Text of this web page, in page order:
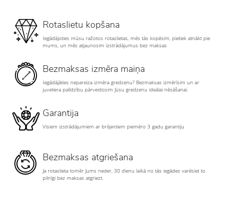
Rotaslietu kopšana
Iegādājoties mūsu ražotos rotaslietas, mēs tās kopēsim, pietiek atnākt pie
mums, un mēs atjaunosim izstrādājumus bez maksas
Bezmaksas izmēra maiņa
Iegādājāties nepareiza izmēra gredzenu? Bezmaksas izmērīsim un ar
juveliera palīdzību pārveidosim Jūsu gredzenu ideālai nēsāšanai.
Garantija
Visiem izstrādājumiem ar briljantiem piemēro 3 gadu garantiju
Bezmaksas atgriešana
Ja rotaslieta tomēr Jums neder, 30 dienu laikā no tās iegādes varēsiet to
pilnīgi bez maksas atgriezt.